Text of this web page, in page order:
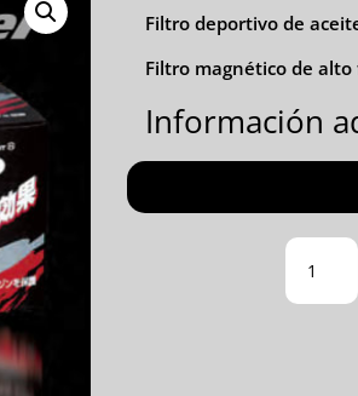
Filtro deportivo de
Filtro magnético de
Información
FILTRO
ACEITE